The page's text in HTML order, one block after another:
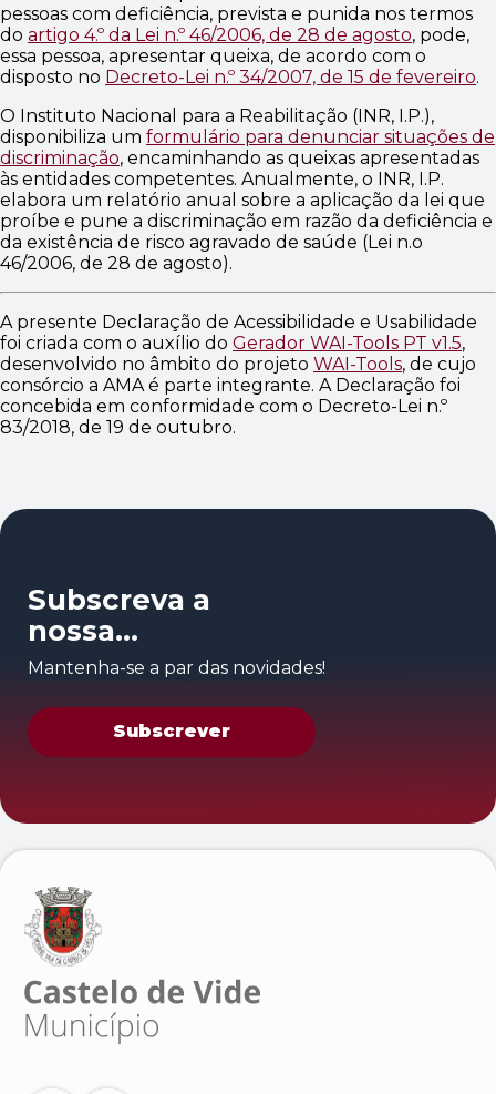
pessoas com deficiência, prevista e punida nos termos
do artigo 4.º da Lei n.º 46/2006, de 28 de agosto, pode,
essa pessoa, apresentar queixa, de acordo com o
disposto no Decreto-Lei n.º 34/2007, de 15 de fevereiro.
O Instituto Nacional para a Reabilitação (INR, I.P.),
disponibiliza um formulário para denunciar situações de
discriminação, encaminhando as queixas apresentadas
às entidades competentes. Anualmente, o INR, I.P.
elabora um relatório anual sobre a aplicação da lei que
proíbe e pune a discriminação em razão da deficiência e
da existência de risco agravado de saúde (Lei n.o
46/2006, de 28 de agosto).
A presente Declaração de Acessibilidade e Usabilidade
foi criada com o auxílio do Gerador WAI-Tools PT v1.5,
desenvolvido no âmbito do projeto WAI-Tools, de cujo
consórcio a AMA é parte integrante. A Declaração foi
concebida em conformidade com o Decreto-Lei n.º
83/2018, de 19 de outubro.
Subscreva a
nossa
newsletter
Mantenha-se a par das novidades!
Subscrever